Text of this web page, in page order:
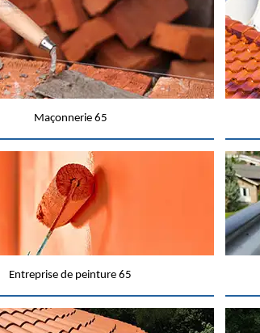
Maçonnerie 65
Entreprise de peinture 65